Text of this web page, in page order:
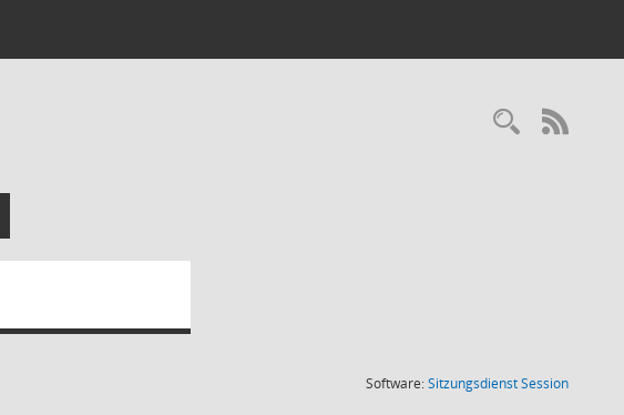
Software:SitzungsdienstSession(Wird in